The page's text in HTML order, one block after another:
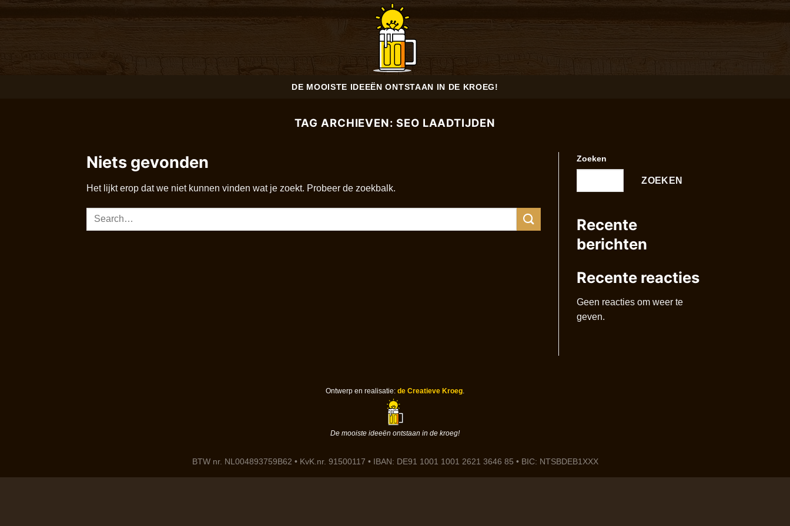
DE MOOISTE IDEEËN ONTSTAAN IN DE KROEG!
TAG ARCHIEVEN: SEO LAADTIJDEN
Niets gevonden
Het lijkt erop dat we niet kunnen vinden wat je zoekt. Probeer de zoekbalk.
Zoeken
ZOEKEN
Recente
berichten
Recente reacties
Geen reacties om weer te
geven.
Ontwerp en realisatie: de Creatieve Kroeg
De mooiste ideeën ontstaan in de kroeg!
BTW nr. NL004893759B62 • KvK.nr. 91500117 • IBAN: DE91 1001 1001 2621 3646 85 • BIC: NTSBDEB1XXX